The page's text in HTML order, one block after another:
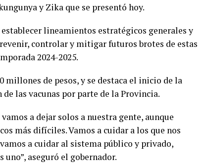
y Zika que se presentó hoy.
lineamientos estratégicos generales y
controlar y mitigar futuros brotes de estas
2024-2025.
millones de pesos, y se destaca el inicio de la
las vacunas por parte de la Provincia.
a dejar solos a nuestra gente, aunque
más difíciles. Vamos a cuidar a los que nos
a cuidar al sistema público y privado,
aseguró el gobernador.